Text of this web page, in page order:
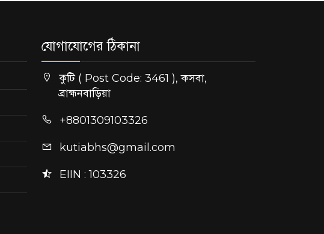
যোগাযোগের ঠিকানা
কুটি ( Post Code: 3461 ), কসবা,
ব্রাহ্মনবাড়িয়া
+8801309103326
kutiabhs@gmail.com
EIIN : 103326